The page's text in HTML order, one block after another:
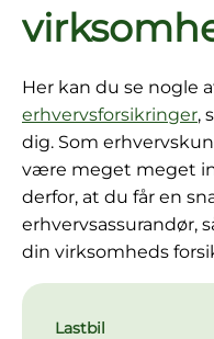
Her kan du se nogle
erhvervsforsikringer,
dig. Som
være meget meget
derfor, at du får en
erhvervsassurandør,
din virksomheds
Lastbil